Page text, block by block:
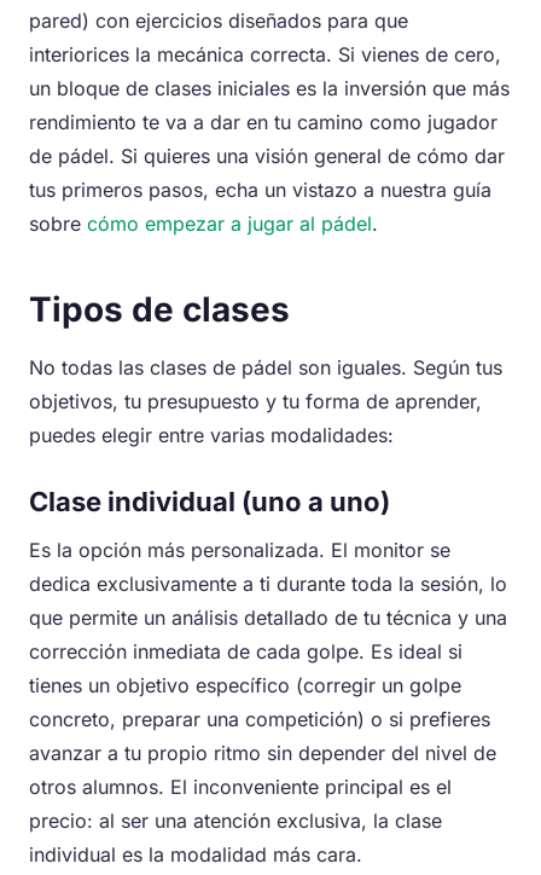
pared) con ejercicios diseñados para que
interiorices la mecánica correcta. Si vienes de cero,
un bloque de clases iniciales es la inversión que más
rendimiento te va a dar en tu camino como jugador
de pádel. Si quieres una visión general de cómo dar
tus primeros pasos, echa un vistazo a nuestra guía
sobre cómo empezar a jugar al pádel.
Tipos de clases
No todas las clases de pádel son iguales. Según tus
objetivos, tu presupuesto y tu forma de aprender,
puedes elegir entre varias modalidades:
Clase individual (uno a uno)
Es la opción más personalizada. El monitor se
dedica exclusivamente a ti durante toda la sesión, lo
que permite un análisis detallado de tu técnica y una
corrección inmediata de cada golpe. Es ideal si
tienes un objetivo específico (corregir un golpe
concreto, preparar una competición) o si prefieres
avanzar a tu propio ritmo sin depender del nivel de
otros alumnos. El inconveniente principal es el
precio: al ser una atención exclusiva, la clase
individual es la modalidad más cara.